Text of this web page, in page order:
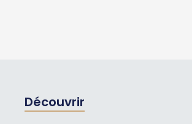
Découvrir